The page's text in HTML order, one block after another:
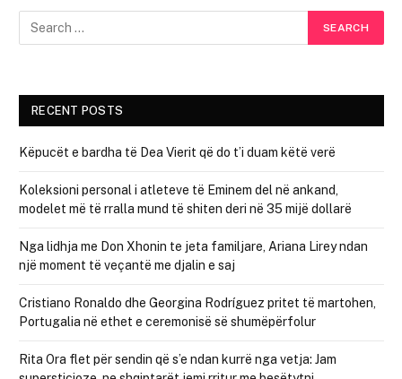
RECENT POSTS
Këpucët e bardha të Dea Vierit që do t’i duam këtë verë
Koleksioni personal i atleteve të Eminem del në ankand,
modelet më të rralla mund të shiten deri në 35 mijë dollarë
Nga lidhja me Don Xhonin te jeta familjare, Ariana Lirey ndan
një moment të veçantë me djalin e saj
Cristiano Ronaldo dhe Georgina Rodríguez pritet të martohen,
Portugalia në ethet e ceremonisë së shumëpërfolur
Rita Ora flet për sendin që s’e ndan kurrë nga vetja: Jam